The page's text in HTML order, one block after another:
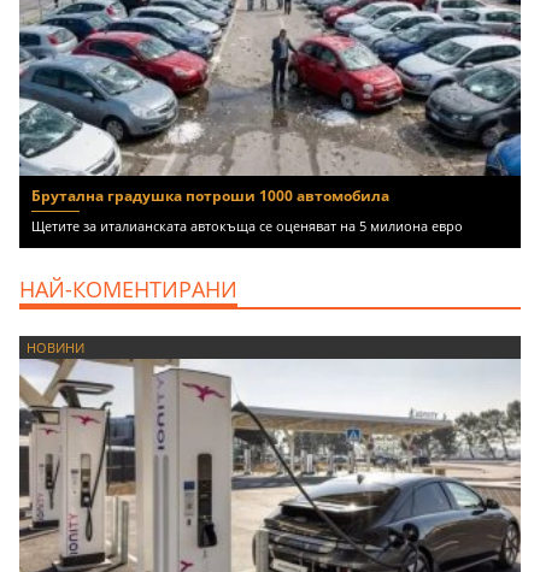
Брутална градушка потроши 1000 автомобила
Щетите за италианската автокъща се оценяват на 5 милиона евро
НАЙ-КОМЕНТИРАНИ
НОВИНИ